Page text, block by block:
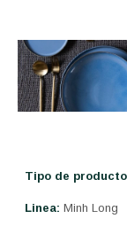
Tipo de
Linea: Minh Long